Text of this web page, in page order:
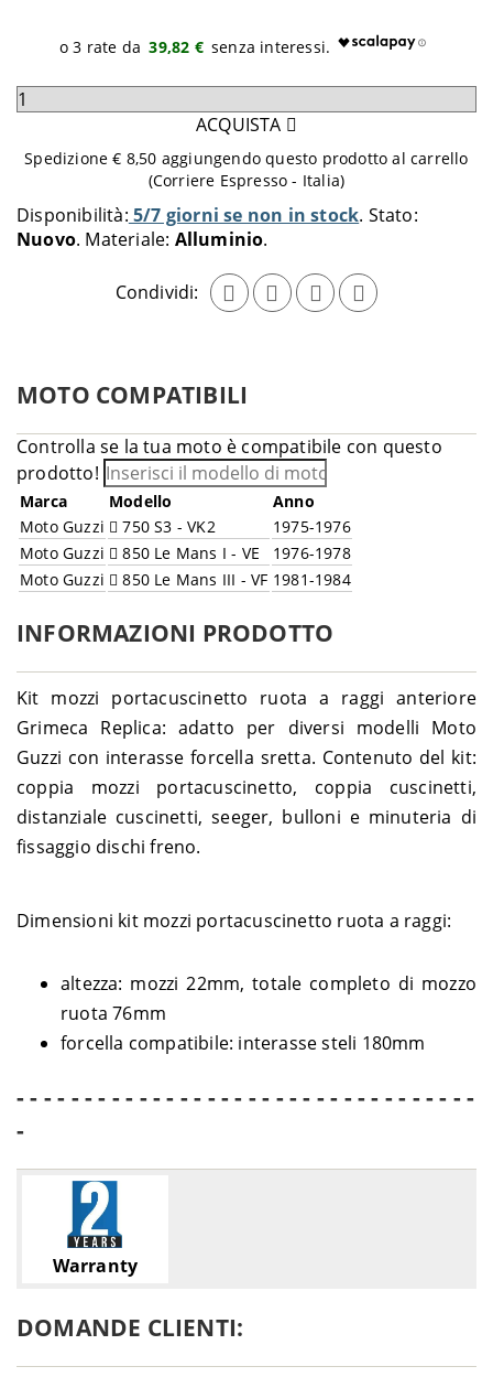
Disponibilità: 5/7 giorni se non in stock Stato:
Nuovo Materiale: Alluminio
Condividi:
39,82 €
Seleziona
aggiungere
carrello
ACQUISTA
Spedizione € 8,50 aggiungendo questo prodotto al carrello
(Corriere Espresso - Italia)
MOTO COMPATIBILI
Controlla se la tua moto è compatibile con questo
prodotto!
Marca Modello
Anno
Moto Guzzi
750 S3 - VK2
1975-1976
Moto Guzzi
850 Le Mans I - VE
1976-1978
Moto Guzzi
850 Le Mans III - VF 1981-1984
INFORMAZIONI PRODOTTO
Kit mozzi portacuscinetto ruota a raggi anteriore
Grimeca Replica: adatto per diversi modelli Moto
Guzzi con interasse forcella sretta. Contenuto del kit:
coppia mozzi portacuscinetto, coppia cuscinetti,
distanziale cuscinetti, seeger, bulloni e minuteria di
fissaggio dischi freno.
Dimensioni kit mozzi portacuscinetto ruota a raggi:
altezza: mozzi 22mm, totale completo di mozzo
ruota 76mm
forcella compatibile: interasse steli 180mm
- - - - - - - - - - - - - - - - - - - - - - - - - - - - - - - - - -
-
Warranty
DOMANDE CLIENTI: